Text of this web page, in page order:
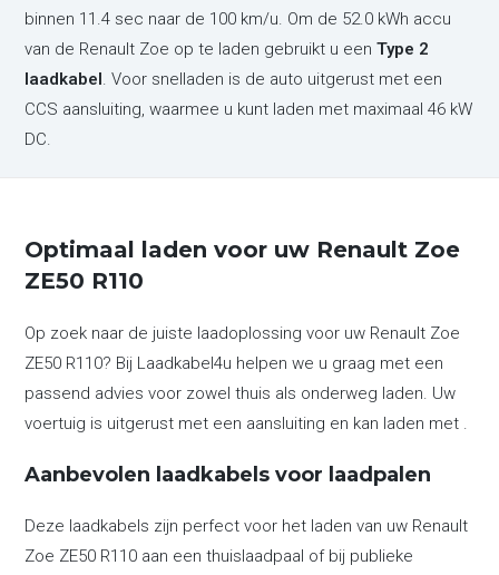
binnen 11.4 sec naar de 100 km/u. Om de 52.0 kWh accu
van de Renault Zoe op te laden gebruikt u eenType 2
laadkabel. Voor snelladen is de auto uitgerust met een
CCS aansluiting, waarmee u kunt laden met maximaal 46 kW
DC.
Optimaal laden voor uw Renault Zoe
ZE50 R110
Op zoek naar de juiste laadoplossing voor uw Renault Zoe
ZE50 R110? Bij Laadkabel4u helpen we u graag met een
passend advies voor zowel thuis als onderweg laden. Uw
voertuig is uitgerust met een aansluiting en kan laden met .
Aanbevolen laadkabels voor laadpalen
Deze laadkabels zijn perfect voor het laden van uw Renault
Zoe ZE50 R110 aan een thuislaadpaal of bij publieke